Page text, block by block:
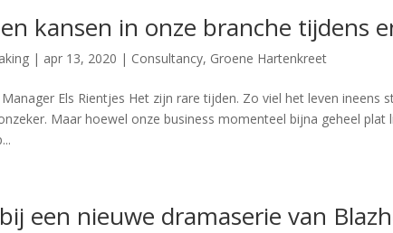
kansen in onze branche tijdens
| apr 13, 2020 | Consultancy, Groene Hartenkreet
Els Rientjes Het zijn rare tijden. Zo viel het leven ineens
Maar hoewel onze business momenteel bijna geheel plat
een nieuwe dramaserie van